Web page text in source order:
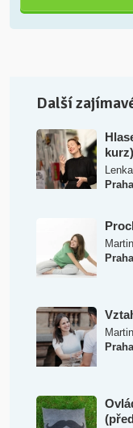
Další
kurz)
Praha
Praha
Praha